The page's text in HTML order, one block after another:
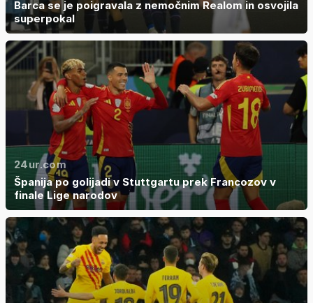
Barca se je poigravala z nemočnim Realom in osvojila
superpokal
24ur.com
Španija po golijadi v Stuttgartu prek Francozov v
finale Lige narodov